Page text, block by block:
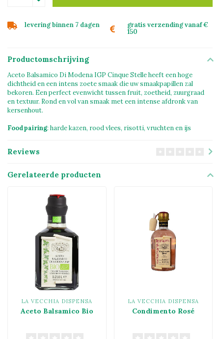
levering binnen 7 dagen
gratis verzending vanaf €
150
Productomschrijving
Aceto Balsamico Di Modena IGP Cinque Stelle heeft een hoge
dichtheid en een intens zoete smaak die uw smaakpapillen zal
bekoren. Een perfect evenwicht tussen fruit, zoetheid, zuurgraad
en textuur. Rond en vol van smaak met een intense afdronk van
kersenhout.
Foodpairing: harde kazen, rood vlees, risotti, vruchten en ijs
Reviews
Gerelateerde producten
LA VECCHIA DISPENSA
Aceto Balsamico Bio
LA VECCHIA DISPENSA
Condimento Rosé